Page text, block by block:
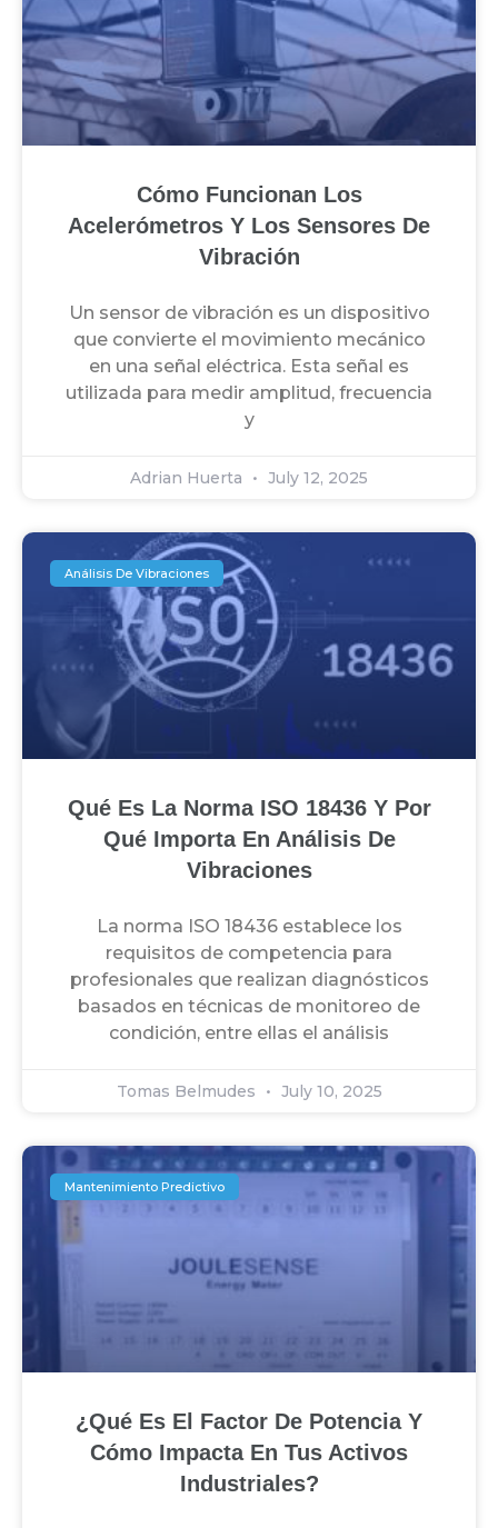
Cómo Funcionan Los
Acelerómetros Y Los Sensores De
Vibración
Un sensor de vibración es un dispositivo
que convierte el movimiento mecánico
en una señal eléctrica. Esta señal es
utilizada para medir amplitud, frecuencia
y
Adrian Huerta July 12, 2025
Análisis De Vibraciones
Qué Es La Norma ISO 18436 Y Por
Qué Importa En Análisis De
Vibraciones
La norma ISO 18436 establece los
requisitos de competencia para
profesionales que realizan diagnósticos
basados en técnicas de monitoreo de
condición, entre ellas el análisis
Tomas Belmudes July 10, 2025
Mantenimiento Predictivo
¿Qué Es El Factor De Potencia Y
Cómo Impacta En Tus Activos
Industriales?